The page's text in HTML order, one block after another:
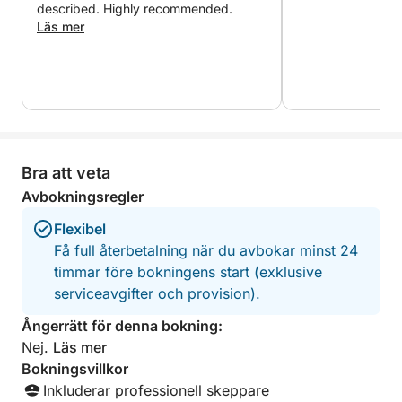
även kallad Turtle Island.
det mest kompletta sättet att upptäcka Zakynthos.
det perfekta valet för resenärer som vill se allt.
För gäster som söker mer action kan vi ordna valfria
vattensporter genom ett lokalt vattensportcenter
(beroende på tillgänglighet och extra kostnad).
described. Highly recommended.
Läs mer
Bra att veta
Avbokningsregler
Flexibel
Få full återbetalning när du avbokar minst 24
timmar före bokningens start (exklusive
serviceavgifter och provision).
Ångerrätt för denna bokning:
Nej. Läs mer
Bokningsvillkor
Inkluderar professionell skeppare